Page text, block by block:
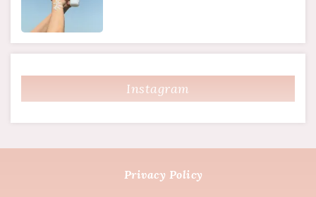
Instagram
Privacy Policy